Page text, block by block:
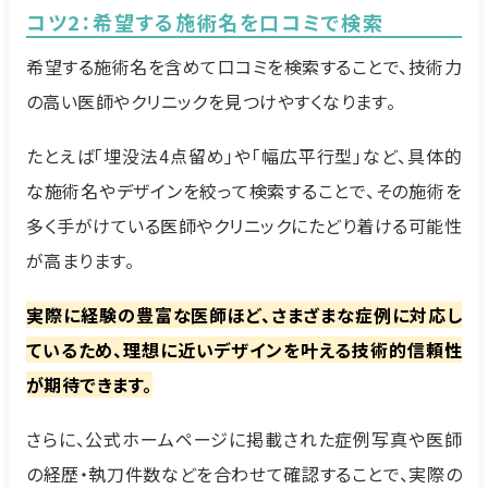
コツ2：希望する施術名を口コミで検索
希望する施術名を含めて口コミを検索することで、技術力
の高い医師やクリニックを見つけやすくなります。
たとえば「埋没法4点留め」や「幅広平行型」など、具体的
な施術名やデザインを絞って検索することで、その施術を
多く手がけている医師やクリニックにたどり着ける可能性
が高まります。
実際に経験の豊富な医師ほど、さまざまな症例に対応し
ているため、理想に近いデザインを叶える技術的信頼性
が期待できます。
さらに、公式ホームページに掲載された症例写真や医師
の経歴・執刀件数などを合わせて確認することで、実際の